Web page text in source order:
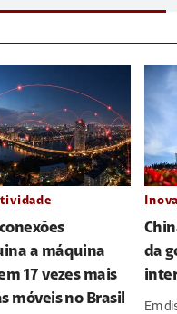
a máquina
17 vezes mais
móveis no Brasil
da
Em